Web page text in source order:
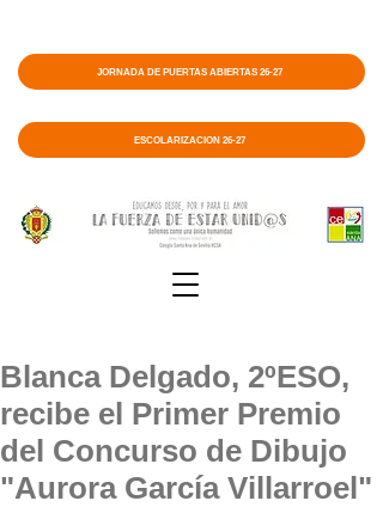
ESCOLARIZACIÓN 26-27
JORNADA DE PUERTAS ABIERTAS 26-27
Blanca Delgado, 2ºESO,
recibe el Primer Premio
del Concurso de Dibujo
"Aurora García Villarroel"